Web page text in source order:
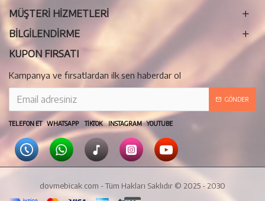
MÜŞTERİ HİZMETLERİ
BILGILENDIRME
KUPON FIRSATI
Kampanya ve fırsatlardan ilk sen haberdar ol
GÖNDER
TELEFON ET WHATSAPP TIKTOK INSTAGRAM YOUTUBE
dovmebicak.com - Tüm Hakları Saklıdır © 2025 - 2030